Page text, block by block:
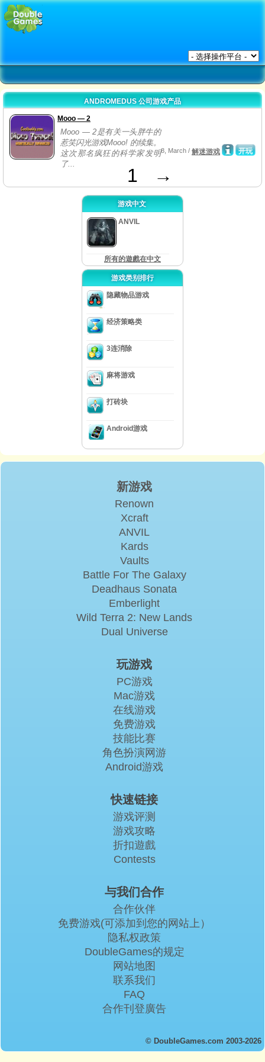
ANDROMEDUS 公司游戏产品
Mooo — 2
Mooo — 2是有关一头胖牛的
惹笑闪光游戏Mooo! 的续集。
这次那名疯狂的科学家发明
了...
开玩
8, March / 解迷游戏
1 →
游戏中文
ANVIL
所有的遊戲在中文
游戏类别排行
隐藏物品游戏
经济策略类
3连消除
麻将游戏
打砖块
Android游戏
新游戏
Renown
Xcraft
ANVIL
Kards
Vaults
Battle For The Galaxy
Deadhaus Sonata
Emberlight
Wild Terra 2: New Lands
Dual Universe
玩游戏
PC游戏
Mac游戏
在线游戏
免费游戏
技能比赛
角色扮演网游
Android游戏
快速链接
游戏评测
游戏攻略
折扣遊戲
Contests
与我们合作
合作伙伴
免费游戏(可添加到您的网站上）
隐私权政策
DoubleGames的规定
网站地图
联系我们
FAQ
合作刊登廣告
© DoubleGames.com 2003-2026